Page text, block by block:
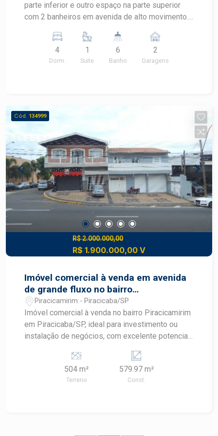
parte inferior e outro espaço na parte superior
com 2 banheiros em avenida de alto movimento.
com 2 dormitórios e 2 banheiros em cada um,
sala, cozinha, pequeno quintal e garagem para 5
veículos. Não aceita financiamento.
4
Dorm.
1
Suite
6
Banho
2
Garagens
Cód. 134999
R$ 2.000.000,00
R$ 1.900.000,00 V
Imóvel comercial à venda em avenida
de grande fluxo no bairro
Piracicamirim
Piracicamirim - Piracicaba/SP
Imóvel comercial à venda no bairro Piracicamirim
em Piracicaba/SP, ideal para investimento ou
instalação de negócios, com excelente potencial
construída de 579,97 m² - Localizado em avenida
de grande fluxo de veículos - Distribuído em 6
imóveis com locações individuais: - 3
504 m²
Terreno
579.97 m²
Const.